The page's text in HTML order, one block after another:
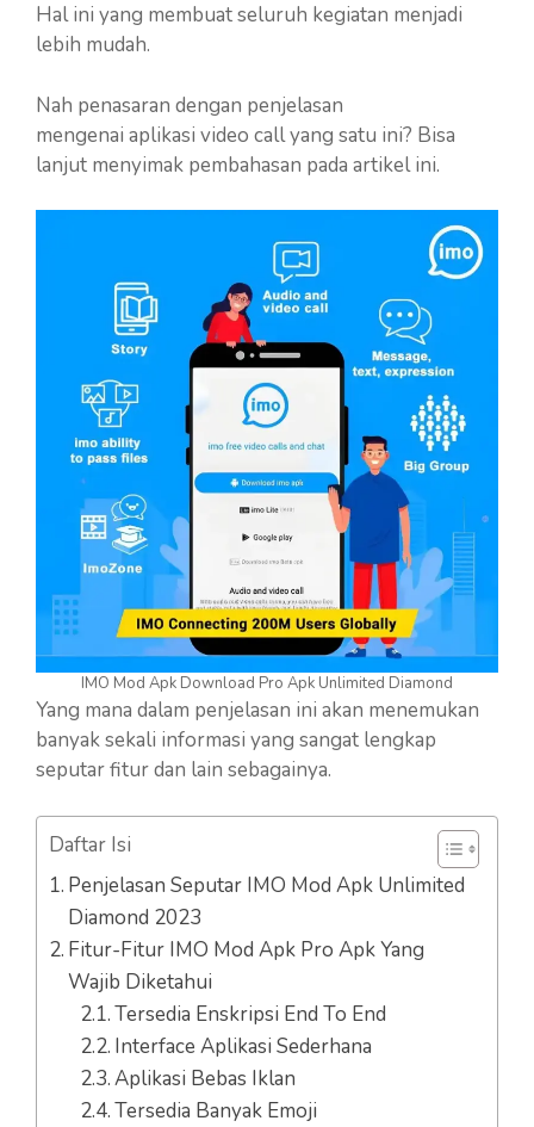
Hal ini yang membuat seluruh kegiatan menjadi
lebih mudah.
Nah penasaran dengan penjelasan
mengenai aplikasi video call yang satu ini? Bisa
lanjut menyimak pembahasan pada artikel ini.
IMO Mod Apk Download Pro Apk Unlimited Diamond
Yang mana dalam penjelasan ini akan menemukan
banyak sekali informasi yang sangat lengkap
seputar fitur dan lain sebagainya.
Daftar Isi
Penjelasan Seputar IMO Mod Apk Unlimited
Diamond 2023
Fitur-Fitur IMO Mod Apk Pro Apk Yang
Wajib Diketahui
Tersedia Enskripsi End To End
Interface Aplikasi Sederhana
Aplikasi Bebas Iklan
Tersedia Banyak Emoji